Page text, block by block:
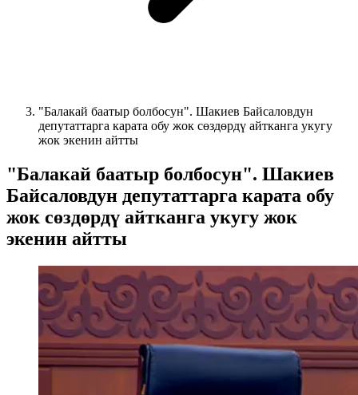
"Балакай баатыр болбосун". Шакиев Байсаловдун
депутаттарга карата обу жок сөздөрдү айтканга укугу
жок экенин айтты
"Балакай баатыр болбосун". Шакиев
Байсаловдун депутаттарга карата обу
жок сөздөрдү айтканга укугу жок
экенин айтты